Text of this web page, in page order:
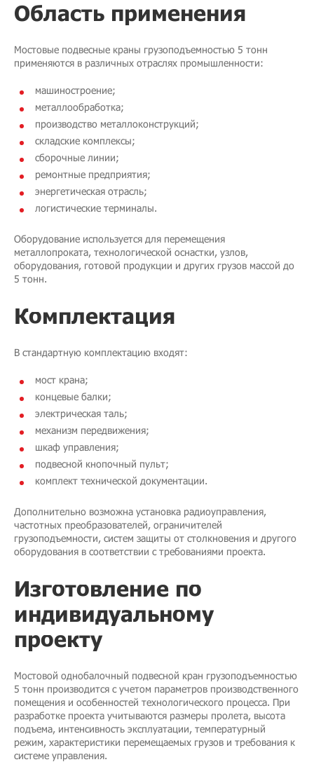
Область применения
Мостовые подвесные краны грузоподъемностью 5 тонн
применяются в различных отраслях промышленности:
машиностроение;
металлообработка;
производство металлоконструкций;
складские комплексы;
сборочные линии;
ремонтные предприятия;
энергетическая отрасль;
логистические терминалы.
Оборудование используется для перемещения
металлопроката, технологической оснастки, узлов,
оборудования, готовой продукции и других грузов массой до
5 тонн.
Комплектация
В стандартную комплектацию входят:
мост крана;
концевые балки;
электрическая таль;
механизм передвижения;
шкаф управления;
подвесной кнопочный пульт;
комплект технической документации.
Дополнительно возможна установка радиоуправления,
частотных преобразователей, ограничителей
грузоподъемности, систем защиты от столкновения и другого
оборудования в соответствии с требованиями проекта.
Изготовление по
индивидуальному
проекту
Мостовой однобалочный подвесной кран грузоподъемностью
5 тонн производится с учетом параметров производственного
помещения и особенностей технологического процесса. При
разработке проекта учитываются размеры пролета, высота
подъема, интенсивность эксплуатации, температурный
режим, характеристики перемещаемых грузов и требования к
системе управления.